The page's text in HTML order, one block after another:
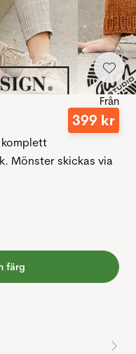
Från
399 kr
Mönster skickas via
färg